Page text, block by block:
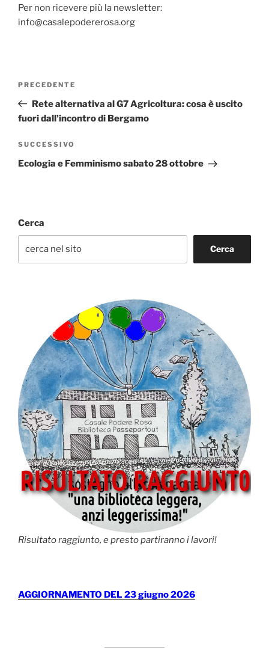
Per non ricevere più la newsletter:
info@casalepodererosa.org
Articolo
precedente:
PRECEDENTE
Rete alternativa al G7 Agricoltura: cosa è uscito
fuori dall’incontro di Bergamo
Articolo
successivo
SUCCESSIVO
Ecologia e Femminismo sabato 28 ottobre
Cerca
Cerca
Risultato raggiunto, e presto partiranno i lavori!
AGGIORNAMENTO DEL 23 giugno 2026